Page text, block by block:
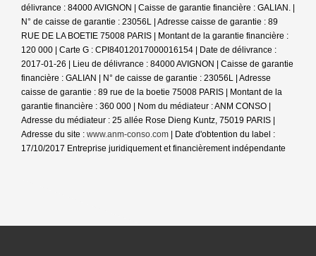
délivrance : 84000 AVIGNON | Caisse de garantie financière : GALIAN. |
N° de caisse de garantie : 23056L | Adresse caisse de garantie : 89
RUE DE LA BOETIE 75008 PARIS | Montant de la garantie financière :
120 000 | Carte G : CPI84012017000016154 | Date de délivrance :
2017-01-26 | Lieu de délivrance : 84000 AVIGNON | Caisse de garantie
financière : GALIAN | N° de caisse de garantie : 23056L | Adresse
caisse de garantie : 89 rue de la boetie 75008 PARIS | Montant de la
garantie financière : 360 000 | Nom du médiateur : ANM CONSO |
Adresse du médiateur : 25 allée Rose Dieng Kuntz, 75019 PARIS |
Adresse du site : www.anm-conso.com | Date d'obtention du label :
17/10/2017 Entreprise juridiquement et financièrement indépendante